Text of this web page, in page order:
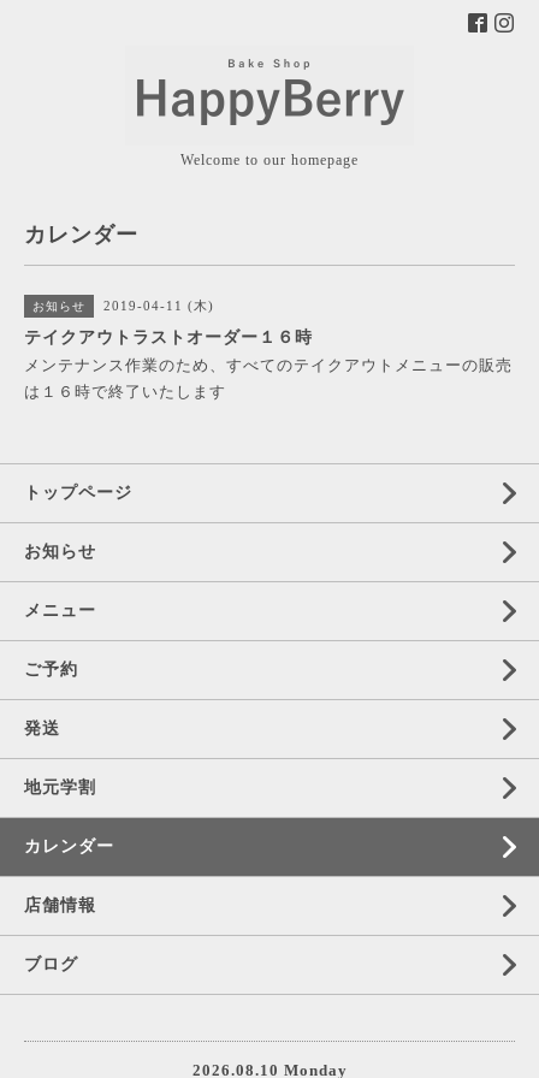
Welcome to our homepage
カレンダー
お知らせ 2019-04-11 (木)
テイクアウトラストオーダー１６時
メンテナンス作業のため、すべてのテイクアウトメニューの販売
は１６時で終了いたします
トップページ
お知らせ
メニュー
ご予約
発送
地元学割
カレンダー
店舗情報
ブログ
2026.08.10 Monday